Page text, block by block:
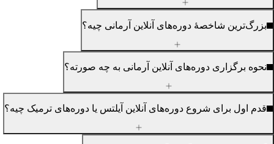
شاخصهٔ دوره‌های آنلاین آرمانی چیه؟
برگزاری دوره‌های آنلاین آرمانی به چه صورته؟
اول برای شروع دوره‌های آنلاین آیلتس یا دوره‌های ترمیک چیه؟